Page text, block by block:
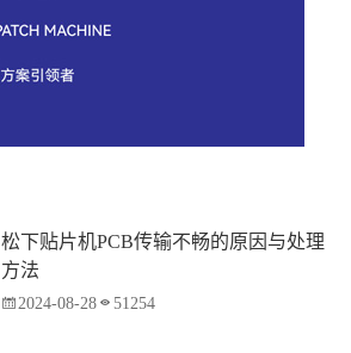
松下贴片机PCB传输不畅的原因与处理
方法
2024-08-28 51254